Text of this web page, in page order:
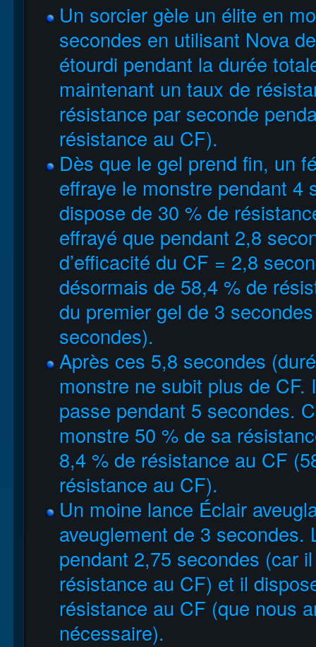
Un sorcier gèle un élite en
secondes en utilisant Nova
étourdi pendant la durée
maintenant un taux de
résistance par seconde
résistance au CF).
Dès que le gel prend fin, un
effraye le monstre pendant 4
dispose de 30 % de
effrayé que pendant 2,8
d’efficacité du CF = 2,8
désormais de 58,4 % de
du premier gel de 3
secondes).
Après ces 5,8 secondes
monstre ne subit plus de
passe pendant 5 secondes.
monstre 50 % de sa
8,4 % de résistance au CF
résistance au CF).
Un moine lance Éclair
aveuglement de 3 secondes.
pendant 2,75 secondes (car
résistance au CF) et il
résistance au CF (que nous
nécessaire).